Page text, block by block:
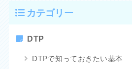
カテゴリー
DTP
DTPで知っておきたい基本